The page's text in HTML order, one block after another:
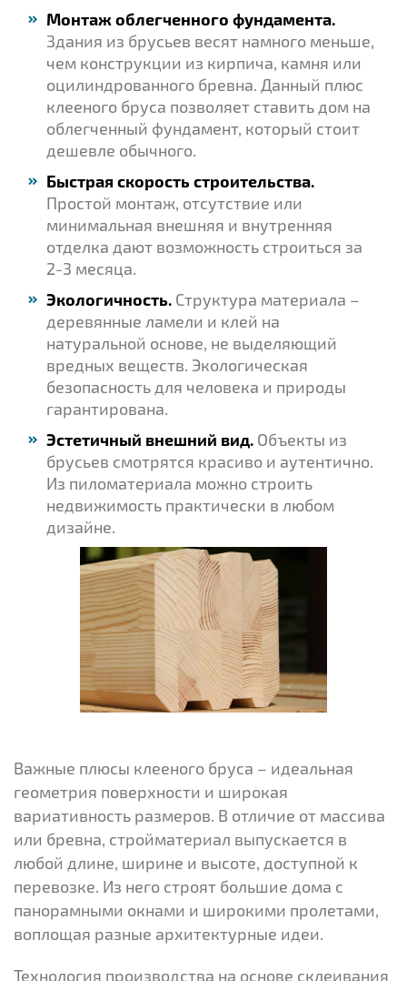
Монтаж облегченного фундамента.
Здания из брусьев весят намного меньше,
чем конструкции из кирпича, камня или
оцилиндрованного бревна. Данный плюс
клееного бруса позволяет ставить дом на
облегченный фундамент, который стоит
дешевле обычного.
Быстрая скорость строительства.
Простой монтаж, отсутствие или
минимальная внешняя и внутренняя
отделка дают возможность строиться за
2-3 месяца.
Экологичность. Структура материала –
деревянные ламели и клей на
натуральной основе, не выделяющий
вредных веществ. Экологическая
безопасность для человека и природы
гарантирована.
Эстетичный внешний вид. Объекты из
брусьев смотрятся красиво и аутентично.
Из пиломатериала можно строить
недвижимость практически в любом
дизайне.
Важные плюсы клееного бруса – идеальная
геометрия поверхности и широкая
вариативность размеров. В отличие от массива
или бревна, стройматериал выпускается в
любой длине, ширине и высоте, доступной к
перевозке. Из него строят большие дома с
панорамными окнами и широкими пролетами,
воплощая разные архитектурные идеи.
Технология производства на основе склеивания